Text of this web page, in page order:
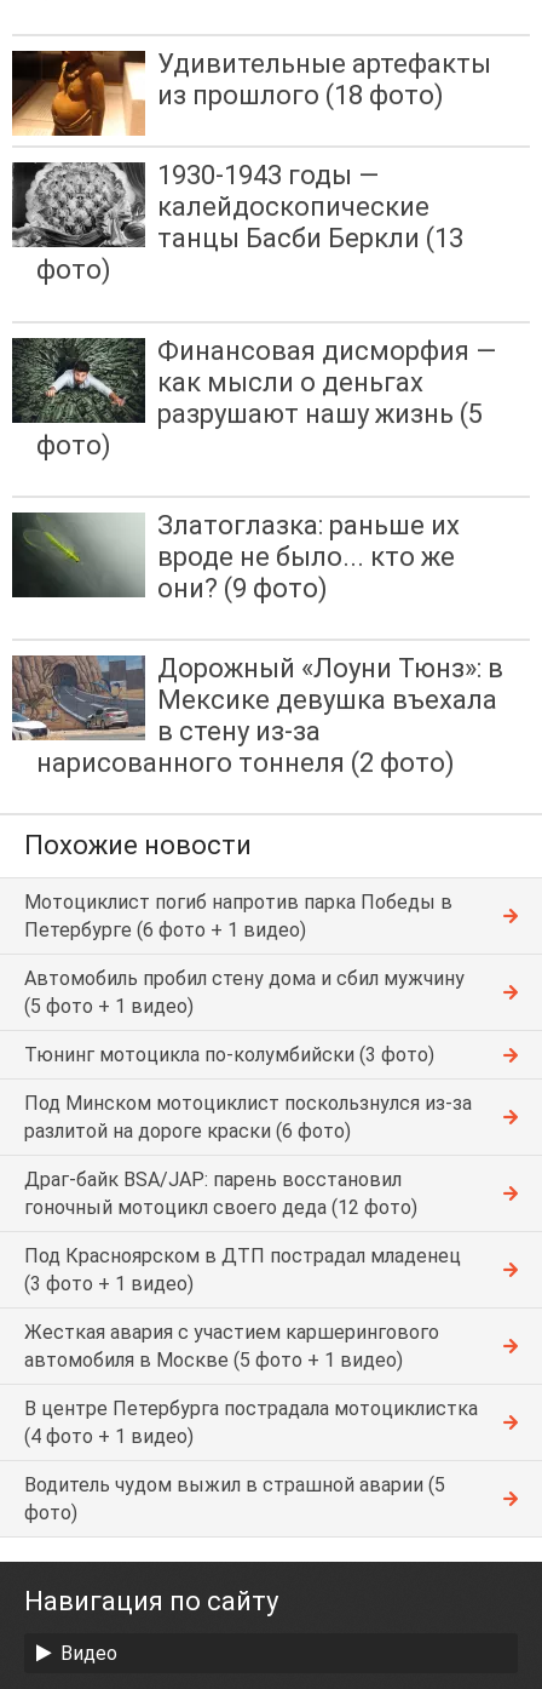
Удивительные артефакты
из прошлого (18 фото)
1930-1943 годы —
калейдоскопические
танцы Басби Беркли (13
фото)
Финансовая дисморфия —
как мысли о деньгах
разрушают нашу жизнь (5
фото)
Златоглазка: раньше их
вроде не было... кто же
они? (9 фото)
Дорожный «Лоуни Тюнз»: в
Мексике девушка въехала
в стену из-за
нарисованного тоннеля (2 фото)
Похожие новости
Мотоциклист погиб напротив парка Победы в
Петербурге (6 фото + 1 видео)
Автомобиль пробил стену дома и сбил мужчину
(5 фото + 1 видео)
Тюнинг мотоцикла по-колумбийски (3 фото)
Под Минском мотоциклист поскользнулся из-за
разлитой на дороге краски (6 фото)
Драг-байк BSA/JAP: парень восстановил
гоночный мотоцикл своего деда (12 фото)
Под Красноярском в ДТП пострадал младенец
(3 фото + 1 видео)
Жесткая авария с участием каршерингового
автомобиля в Москве (5 фото + 1 видео)
В центре Петербурга пострадала мотоциклистка
(4 фото + 1 видео)
Водитель чудом выжил в страшной аварии (5
фото)
Навигация по сайту
Видео